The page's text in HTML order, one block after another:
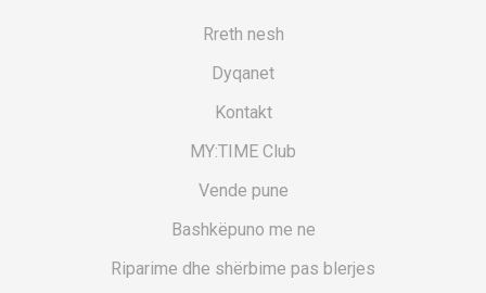
Rreth nesh
Dyqanet
Kontakt
MY:TIME Club
Vende pune
Bashkëpuno me ne
Riparime dhe shërbime pas blerjes